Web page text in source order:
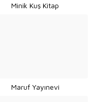
Minik Kuş Kitap
Maruf Yayınevi